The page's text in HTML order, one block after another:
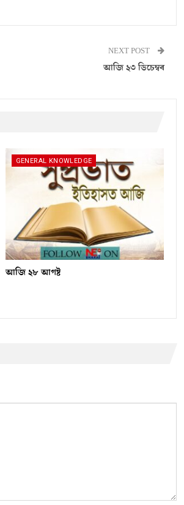
NEXT POST
আজি ২৩ ডিচেম্বৰ
GENERAL KNOWLEDGE
আজি ২৮ আগষ্ট